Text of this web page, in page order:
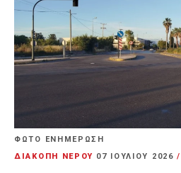
ΦΩΤΟ ΕΝΗΜΕΡΩΣΗ
ΔΙΑΚΟΠΗ ΝΕΡΟΥ 07 ΙΟΥΛΊΟΥ 2026/